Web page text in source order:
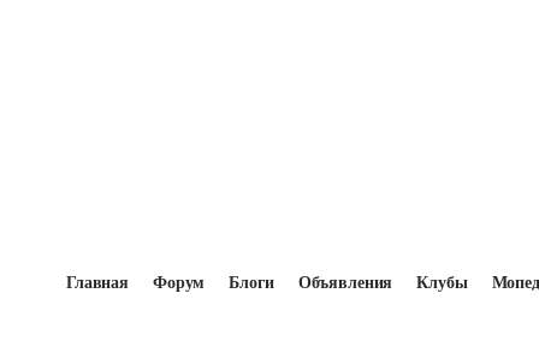
Главная Форум Блоги Объявления Клубы